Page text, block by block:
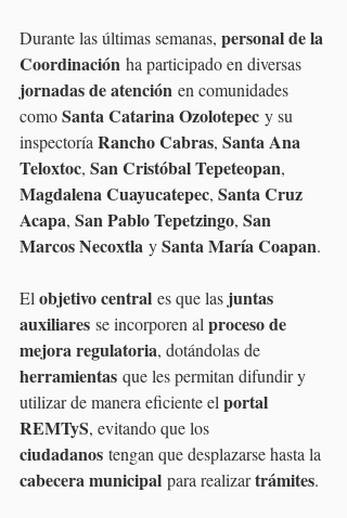
Durante las últimas semanas, personal de la
Coordinación ha participado en diversas
jornadas de atención en comunidades
como Santa Catarina Ozolotepec y su
inspectoría Rancho Cabras, Santa Ana
Teloxtoc, San Cristóbal Tepeteopan,
Magdalena Cuayucatepec, Santa Cruz
Acapa, San Pablo Tepetzingo, San
Marcos Necoxtla y Santa María Coapan.
El objetivo central es que las juntas
auxiliares se incorporen al proceso de
mejora regulatoria, dotándolas de
herramientas que les permitan difundir y
utilizar de manera eficiente el portal
REMTyS, evitando que los
ciudadanos tengan que desplazarse hasta la
cabecera municipal para realizar trámites.